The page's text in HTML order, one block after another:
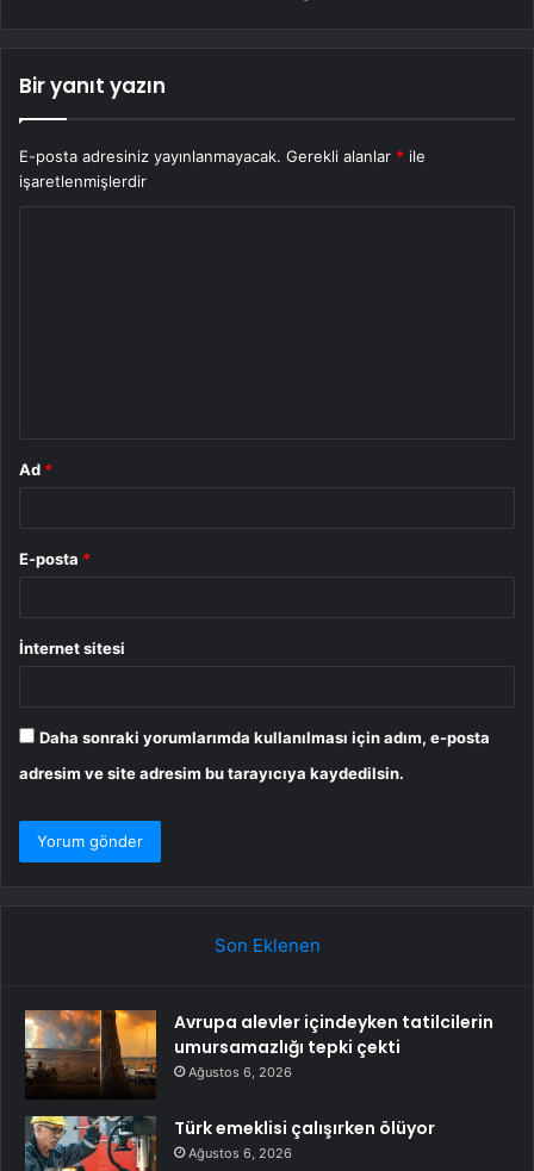
Bir yanıt yazın
E-posta adresiniz yayınlanmayacak. Gerekli alanlar * ile
işaretlenmişlerdir
Ad *
E-posta *
İnternet sitesi
Daha sonraki yorumlarımda kullanılması için adım, e-posta
adresim ve site adresim bu tarayıcıya kaydedilsin.
Son Eklenen
Avrupa alevler içindeyken tatilcilerin
umursamazlığı tepki çekti
Ağustos 6, 2026
Türk emeklisi çalışırken ölüyor
Ağustos 6, 2026